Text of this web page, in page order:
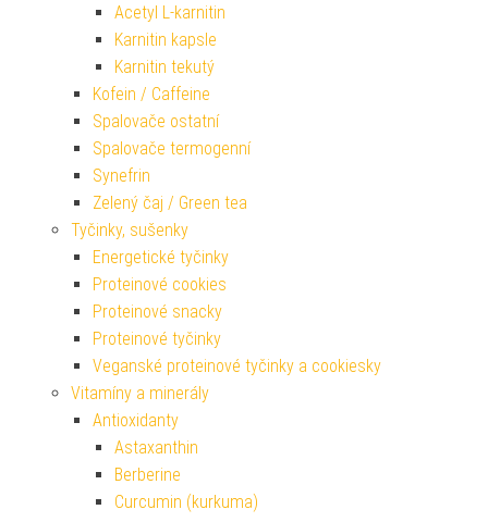
Acetyl L-karnitin
Karnitin kapsle
Karnitin tekutý
Kofein / Caffeine
Spalovače ostatní
Spalovače termogenní
Synefrin
Zelený čaj / Green tea
Tyčinky, sušenky
Energetické tyčinky
Proteinové cookies
Proteinové snacky
Proteinové tyčinky
Veganské proteinové tyčinky a cookiesky
Vitamíny a minerály
Antioxidanty
Astaxanthin
Berberine
Curcumin (kurkuma)